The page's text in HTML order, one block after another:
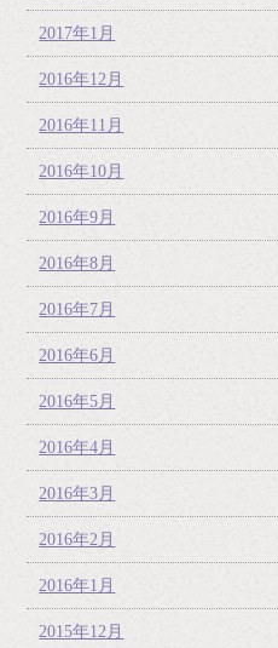
2017年1月
2016年12月
2016年11月
2016年10月
2016年9月
2016年8月
2016年7月
2016年6月
2016年5月
2016年4月
2016年3月
2016年2月
2016年1月
2015年12月